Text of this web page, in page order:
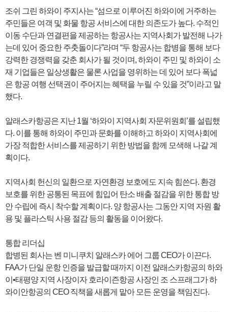
조쉬 그린 하와이 주지사는 “섬으로 이루어진 하와이에 거주하는
주민들은 여객 및 화물 항공 서비스에 대한 의존도가 높다. 수적인
이동 수단과 연결편을 제공하는 항공사는 지역사회가 발전해 나가
는데 있어 중요한 주춧돌이다”라며 “두 항공사는 합병을 통해 보다
강력한 경쟁력을 갖춘 회사가 될 것이며, 하와이 주민 및 하와이 소
재 기업들은 일상생활은 물론 사업을 영위하는 데 있어 보다 폭넓
은 항공 여행 선택권이 주어지는 혜택을 누릴 수 있을 것”이라고 말
했다.
알래스카항공은 지난 1월 ‘하와이 지역사회 자문위원회’를 설립했
다. 이를 통해 하와이 주민과 문화를 이해하고 하와이 지역사회에
가장 적합한 서비스를 제공하기 위한 방법을 함께 모색해 나갈 계
획이다.
지역사회 헌신의 일환으로 자연환경 보호에도 지속 힘쓴다. 환경
보호를 위한 공통된 목표에 힘입어 탄소 배출 절감을 위한 통합 방
안 수립에 즉시 착수할 계획이다. 양 항공사는 그동안 지역 자원 활
용 및 플라스틱 사용 절감 등의 활동을 이어왔다.
통합 리더십
합병된 회사는 벤 미니쿠치 알래스카 에어 그룹 CEO가 이끈다.
FAA가 단일 운항 인증을 발급할 때까지 이전 알래스카항공의 하와
이•태평양 지역 사장이자 호라이즌항공 사장인 조 스프래그가 하
와이안항공의 CEO 직책을 새롭게 맡아 모든 운영을 책임진다.